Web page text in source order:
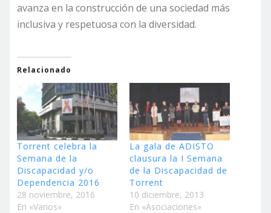
avanza en la construcción de una sociedad más
inclusiva y respetuosa con la diversidad.
Relacionado
Torrent celebra la
Semana de la
Discapacidad y/o
Dependencia 2016
28 noviembre, 2016
En «Varios»
La gala de ADISTO
clausura la I Semana
de la Discapacidad de
Torrent
10 diciembre, 2013
En «Asociaciones»